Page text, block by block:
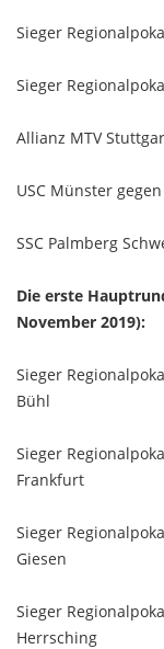
Sieger
Sieger
Allianz MTV
USC Münster
SSC Palmberg
Die erste
November 2019):
Sieger
Bühl
Sieger
Frankfurt
Sieger
Giesen
Sieger
Herrsching